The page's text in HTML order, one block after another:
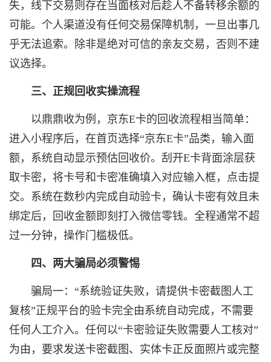
失，线下交易则存在当面核对后趁人不备转移余额的
可能。个人渠道没有任何交易保障机制，一旦出事几
乎无法追索。除非是绝对可信的亲友交易，否则不建
议选择。
三、正规回收实操流程
以鼎鼎收为例，京东E卡的回收流程相当简单：
进入小程序后，在首页选择“京东E卡”品类，输入面
额，系统自动显示预估回收价。刮开E卡背面涂层获
取卡密，将卡号和卡密准确填入对应输入框，点击提
交。系统在数秒内完成自动验卡，确认卡密有效且未
绑定后，回收金额即刻打入微信零钱。全程通常不超
过一分钟，操作门槛极低。
四、两大骗局必须警惕
骗局一：“系统验证失败，请提供卡密截图人工
复核”正规平台的验卡完全由系统自动完成，不需要
任何人工介入。任何以“卡密验证失败需要人工核对”
为由，要求发送卡密截图、实体卡正反面照片或完整